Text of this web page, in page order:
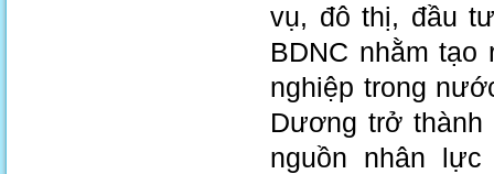
vụ, đô thị, đầu
BDNC nhằm
nghiệp trong
Dương trở thành
nguồn nhân